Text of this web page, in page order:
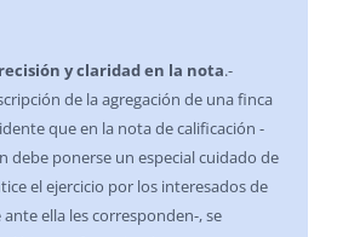
y claridad en la nota.-
de la agregación de una finca
que en la nota de calificación -
debe ponerse un especial cuidado de
el ejercicio por los interesados de
ella les corresponden-, se